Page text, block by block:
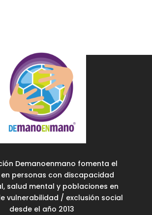
Demanoenmano fomenta el
personas con discapacidad
salud mental y poblaciones en
vulnerabilidad / exclusión social
desde el año 2013